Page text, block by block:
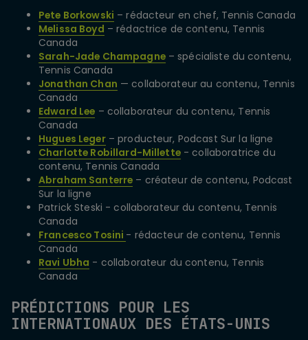
Pete Borkowski – rédacteur en chef, Tennis Canada
Melissa Boyd – rédactrice de contenu, Tennis
Canada
Sarah-Jade Champagne– spécialiste du contenu,
Tennis Canada
Jonathan Chan — collaborateur au contenu, Tennis
Canada
Edward Lee – collaborateur du contenu, Tennis
Canada
Hugues Leger– producteur, Podcast Sur la ligne
Charlotte Robillard-Millette- collaboratrice du
contenu, Tennis Canada
Abraham Santerre – créateur de contenu, Podcast
Sur la ligne
Patrick Steski - collaborateur du contenu, Tennis
Canada
Francesco Tosini - rédacteur de contenu, Tennis
Canada
Ravi Ubha - collaborateur du contenu, Tennis
Canada
PRÉDICTIONS POUR LES
INTERNATIONAUX DES ÉTATS-UNIS